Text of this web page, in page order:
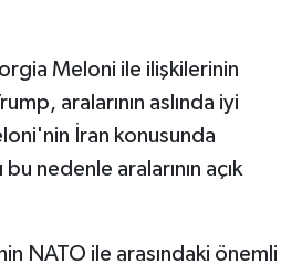
Meloni ile ilişkilerinin
aralarının aslında iyi
İran konusunda
bu nedenle aralarının açık
NATO ile arasındaki önemli